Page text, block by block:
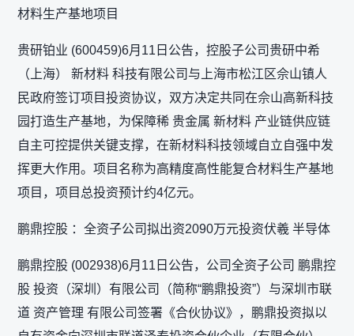
材料生产基地项目
贵研铂业 (600459)6月11日公告，控股子公司贵研中希
（上海） 新材料 科技有限公司与上海市松江区佘山镇人
民政府签订项目投资协议，双方决定共同在佘山高新科技
园打造生产基地，为保障稀 贵金属 新材料 产业链供应链
自主可控提供关键支撑，在新材料科技领域自立自强中发
挥更大作用。项目名称为高精度高性能复合材料生产基地
项目，项目总投资预计约4亿元。
鹏鼎控股 ：全资子公司拟出资2090万元投资伏羲 半导体
鹏鼎控股 (002938)6月11日公告，公司全资子公司 鹏鼎控
股 投资（深圳）有限公司（简称“鹏鼎投资”）与深圳市联
道 资产管理 有限公司签署《合伙协议》，鹏鼎投资拟以